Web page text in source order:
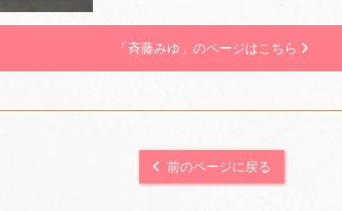
「斉藤みゆ」のページはこちら
前のページに戻る